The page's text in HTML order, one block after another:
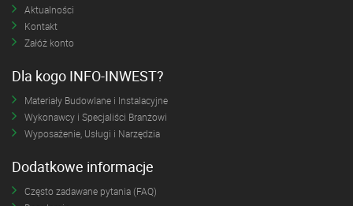
Aktualności
Kontakt
Załóż konto
Dla kogo INFO-INWEST?
Materiały Budowlane i Instalacyjne
Wykonawcy i Specjaliści Branżowi
Wyposażenie, Usługi i Narzędzia
Dodatkowe informacje
Często zadawane pytania (FAQ)